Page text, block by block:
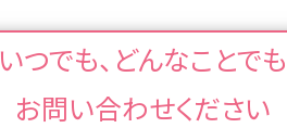
いつでも、どんなことでも
お問い合わせください